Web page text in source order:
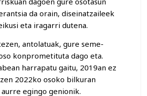
da orain, diseinatzaileek
eta iragarri dutena.
antolatuak, gure seme-
konprometituta dago eta.
harrapatu gaitu, 2019an ez
2022ko osoko bilkuran
egingo genionik.